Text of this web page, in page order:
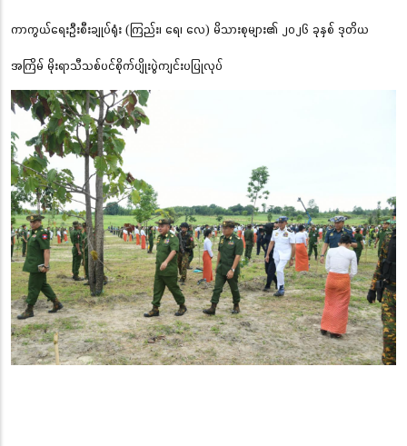
ကာကွယ်ရေးဦးစီးချုပ်ရုံး (ကြည်း၊ ရေ၊ လေ) မိသားစုများ၏ ၂၀၂၆ ခုနှစ် ဒုတိယ
အကြိမ် မိုးရာသီသစ်ပင်စိုက်ပျိုးပွဲကျင်းပပြုလုပ်